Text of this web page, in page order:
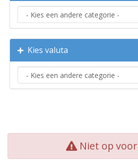
Kies valuta
Niet op